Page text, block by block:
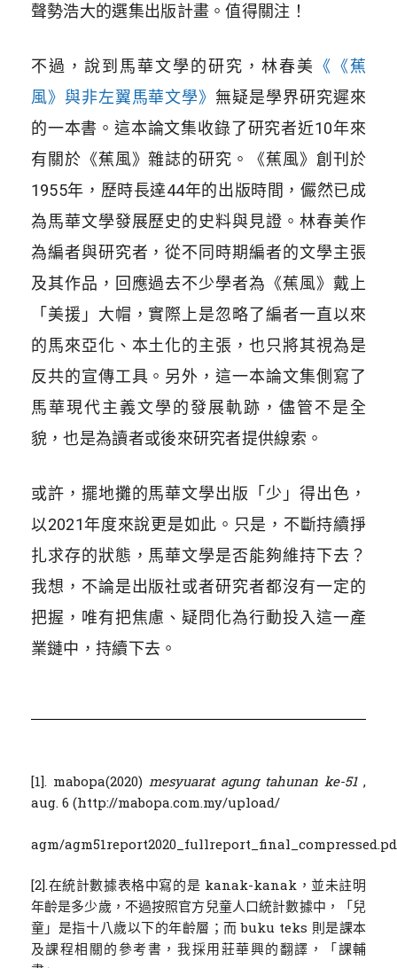
聲勢浩大的選集出版計畫。值得關注！
不過，說到馬華文學的研究，林春美 《《蕉
風》與非左翼馬華文學》 無疑是學界研究遲來
的一本書。這本論文集收錄了研究者近10年來
有關於《蕉風》雜誌的研究。《蕉風》創刊於
1955年，歷時長達44年的出版時間，儼然已成
為馬華文學發展歷史的史料與見證。林春美作
為編者與研究者，從不同時期編者的文學主張
及其作品，回應過去不少學者為《蕉風》戴上
「美援」大帽，實際上是忽略了編者一直以來
的馬來亞化、本土化的主張，也只將其視為是
反共的宣傳工具。另外，這一本論文集側寫了
馬華現代主義文學的發展軌跡，儘管不是全
貌，也是為讀者或後來研究者提供線索。
或許，擺地攤的馬華文學出版「少」得出色，
以2021年度來說更是如此。只是，不斷持續掙
扎求存的狀態，馬華文學是否能夠維持下去？
我想，不論是出版社或者研究者都沒有一定的
把握，唯有把焦慮、疑問化為行動投入這一產
業鏈中，持續下去。
[1]. mabopa(2020) mesyuarat agung tahunan ke-51,
aug. 6 (http://mabopa.com.my/upload/
agm/
[2].在統計數據表格中寫的是 kanak-kanak，並未註明
年齡是多少歲，不過按照官方兒童人口統計數據中，「兒
童」是指十八歲以下的年齡層；而 buku teks 則是課本
及課程相關的參考書，我採用莊華興的翻譯，「課輔